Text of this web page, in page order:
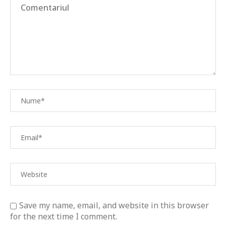
Save my name, email, and website in this browser
for the next time I comment.